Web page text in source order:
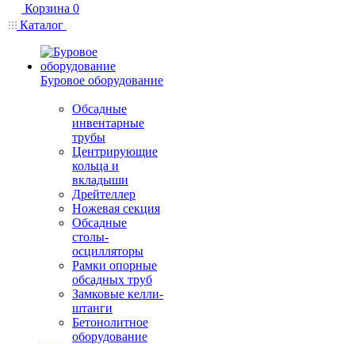
Корзина 0
Каталог
Буровое оборудование
Обсадные
инвентарные
трубы
Центрирующие
кольца и
вкладыши
Дрейтеллер
Ножевая секция
Обсадные
столы-
осцилляторы
Рамки опорные
обсадных труб
Замковые келли-
штанги
Бетонолитное
оборудование